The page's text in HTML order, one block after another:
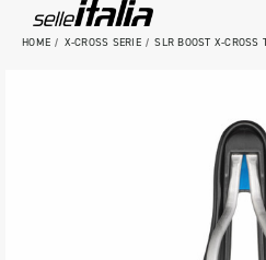
HOME X-CROSS SERIE SLR BOOST X-CROSS